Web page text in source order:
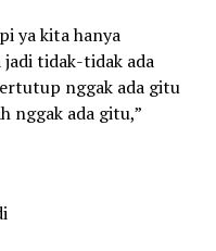
ya kita hanya
jadi tidak-tidak ada
nggak ada gitu
nggak ada gitu,”